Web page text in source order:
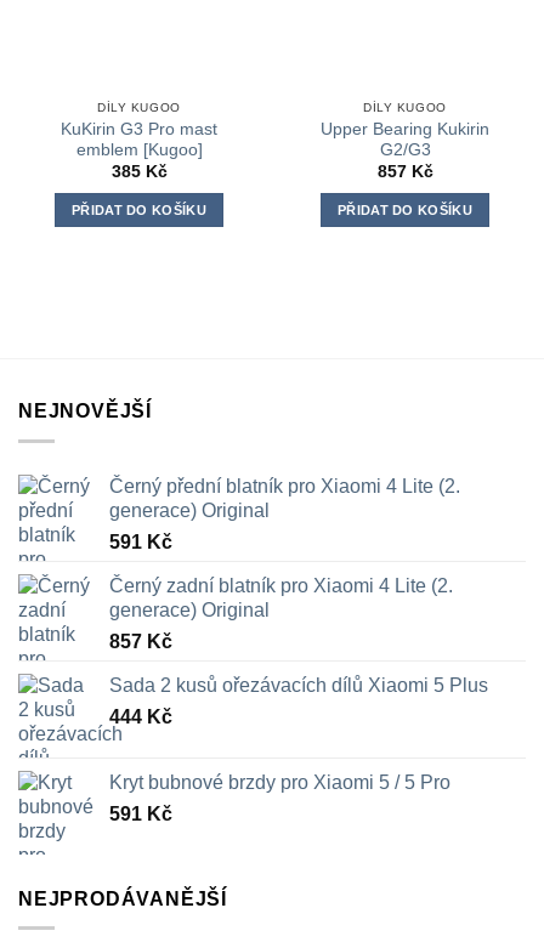
DÍLY KUGOO
KuKirin G3 Pro mast
emblem [Kugoo]
385 Kč
PŘIDAT DO KOŠÍKU
DÍLY KUGOO
Upper Bearing Kukirin
G2/G3
857 Kč
PŘIDAT DO KOŠÍKU
NEJNOVĚJŠÍ
Černý přední blatník pro Xiaomi 4 Lite (2.
generace) Original
591 Kč
Černý zadní blatník pro Xiaomi 4 Lite (2.
generace) Original
857 Kč
Sada 2 kusů ořezávacích dílů Xiaomi 5 Plus
444 Kč
Kryt bubnové brzdy pro Xiaomi 5 / 5 Pro
591 Kč
NEJPRODÁVANĚJŠÍ